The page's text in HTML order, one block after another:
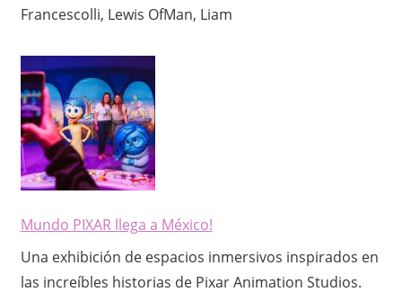
Francescolli, Lewis OfMan, Liam
Mundo PIXAR llega a México!
Una exhibición de espacios inmersivos inspirados en
las increíbles historias de Pixar Animation Studios.